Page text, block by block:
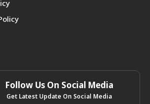
Follow Us On Social Media
Get Latest Update On Social Media